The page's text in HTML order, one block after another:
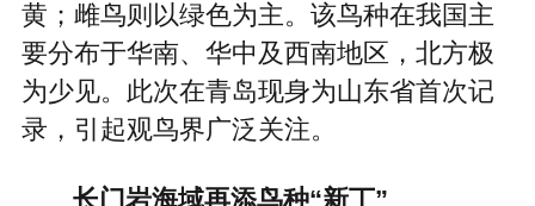
黄；雌鸟则以绿色为主。该鸟种在我国主
要分布于华南、华中及西南地区，北方极
为少见。此次在青岛现身为山东省首次记
录，引起观鸟界广泛关注。